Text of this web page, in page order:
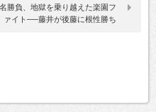
勝負、地獄を乗り越えた楽園フ
ァイト──藤井が後藤に根性勝ち